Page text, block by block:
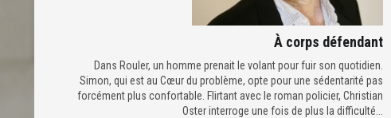
À corps défendant
Dans Rouler, un homme prenait le volant pour fuir son quotidien.
Simon, qui est au Cœur du problème, opte pour une sédentarité pas
forcément plus confortable. Flirtant avec le roman policier, Christian
Oster interroge une fois de plus la difficulté...